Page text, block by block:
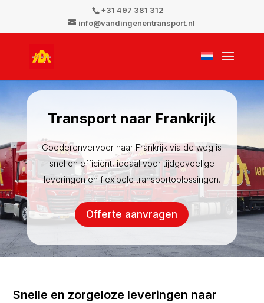
+31 497 381 312
info@vandingenentransport.nl
Transport naar Frankrijk
Goederenvervoer naar Frankrijk via de weg is
snel en efficiënt, ideaal voor tijdgevoelige
leveringen en flexibele transportoplossingen.
Offerte aanvragen
Snelle en zorgeloze leveringen naar